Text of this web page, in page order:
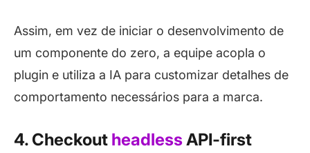
Assim, em vez de iniciar o desenvolvimento de
um componente do zero, a equipe acopla o
plugin e utiliza a IA para customizar detalhes de
comportamento necessários para a marca.
4. Checkout headlessAPI-first